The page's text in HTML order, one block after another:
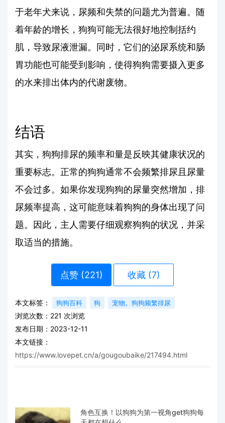
于老年犬来说，尿频和失禁的问题尤为普遍。随
着年龄的增长，狗狗可能无法很好地控制括约
肌，导致尿液泄漏。同时，它们的泌尿系统和肠
胃功能也可能受到影响，使得狗狗需要摄入更多
的水来排出体内的代谢废物。
结语
其实，狗狗排尿的频率和量是反映其健康状况的
重要标志。正常的狗狗通常不会频繁排尿且尿量
不会过多。如果你发现狗狗的尿量突然增加，排
尿频率提高，这可能意味着狗狗的身体出现了问
题。因此，主人需要仔细观察狗狗的状况，并采
取适当的措施。
点赞 (221) 收藏 (7)
本文标签： 狗狗百科 狗 宠物。狗狗频繁排尿
浏览次数： 221 次浏览
发布日期：2023-12-11
本文链接：
https://www.lovepet.cn/a/gougoubaike/217494.html
角色互换！以狗狗为第一视角get狗狗每